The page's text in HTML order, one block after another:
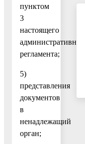
пунктом
3
настоящего
регламента;
5)
представления
документов
в
ненадлежащий
орган;